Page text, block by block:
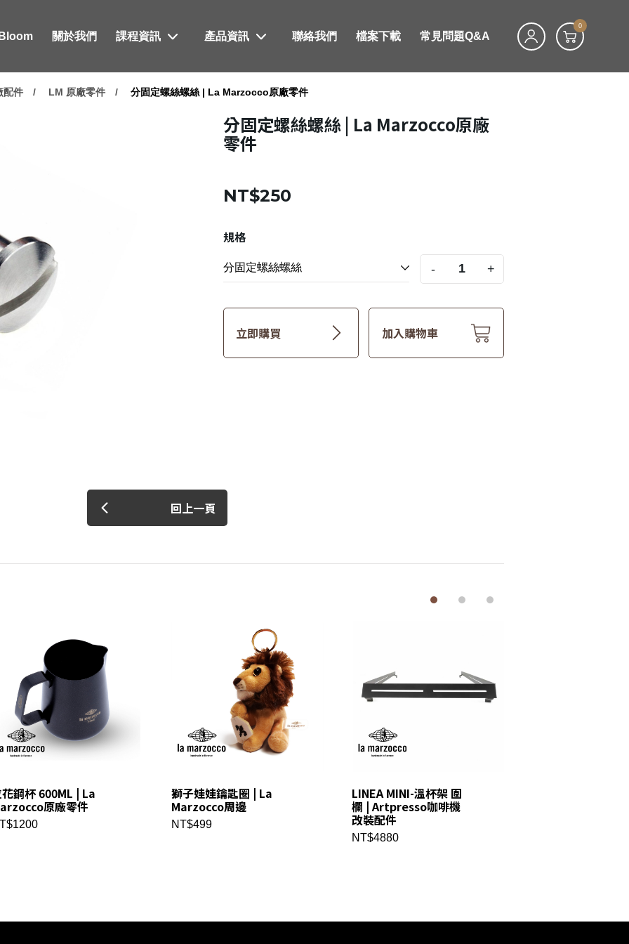
0
關於我們 課程資訊 產品資訊 聯絡我們 檔案下載 常見問題Q&A
配件 LM 原廠零件 分固定螺絲螺絲 | La Marzocco原廠零件
分固定螺絲螺絲 | La Marzocco原廠
零件
NT$250
規格
- +
立即購買 加入購物車
回上一頁
鋼杯 600ML | La
原廠零件
獅子娃娃鑰匙圈 | La
Marzocco周邊
NT$499
LINEA MINI-溫杯架 圍
欄 | Artpresso咖啡機
改裝配件
NT$4880